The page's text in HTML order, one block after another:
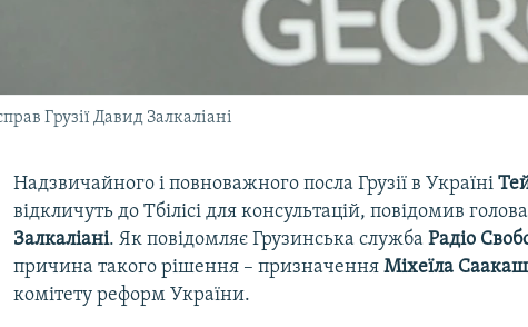
Грузії Давид Залкаліані
Надзвичайного і повноважного посла Грузії в Україні
відкличуть до Тбілісі для консультацій, повідомив
Залкаліані. Як повідомляє Грузинська службаРадіо
причина такого рішення – призначенняМіхеїла
комітету реформ України.